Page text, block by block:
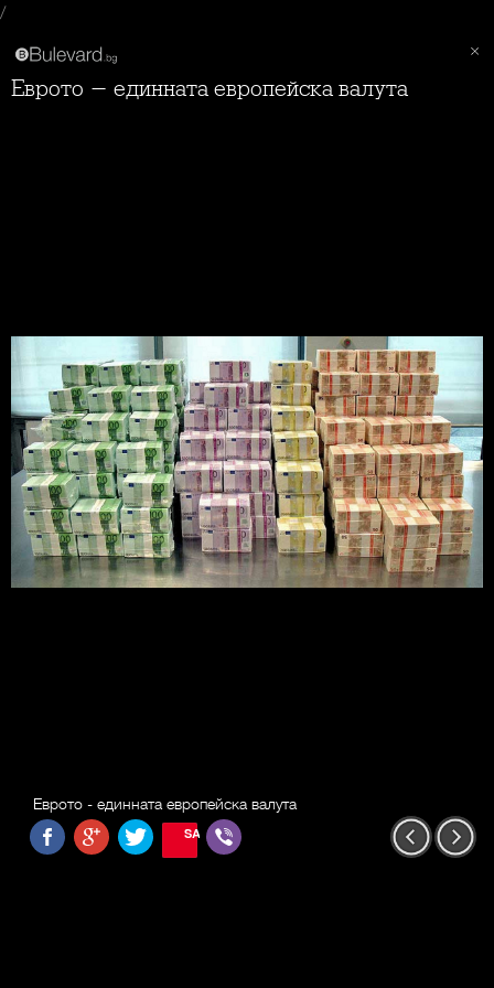
/
Еврото - единната европейска валута
Еврото - единната европейска валута
SAVE